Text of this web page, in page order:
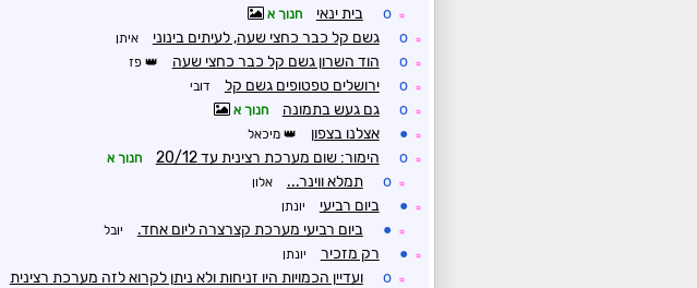
☼
o בית ינאי חנוך א
☼
o גשם קל כבר כחצי שעה, לעיתים בינוני איתן
☼
o הוד השרון גשם קל כבר כחצי שעה פז
☼
o ירושלים טפטופים גשם קל דובי
☼
o גם געש בתמונה חנוך א
☼
● אצלנו בצפון מיכאל
☼
o הימור: שום מערכת רצינית עד 20/12 חנוך א
☼
o תמלא ווינר... אלון
☼
● ביום רביעי יונתן
☼
● ביום רביעי מערכת קצרצרה ליום אחד. יובל
☼
● רק מזכיר יונתן
☼
o ועדיין הכמויות היו זניחות ולא ניתן לקרוא לזה מערכת רצינית